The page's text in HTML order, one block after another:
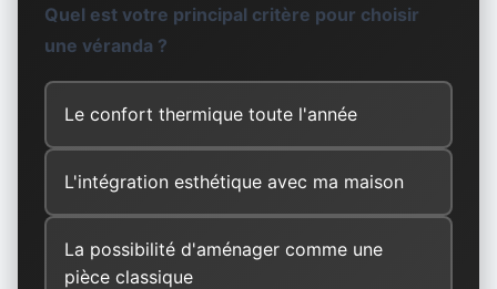
Quel est votre principal critère pour choisir
une véranda ?
Le confort thermique toute l'année
L'intégration esthétique avec ma maison
La possibilité d'aménager comme une
pièce classique